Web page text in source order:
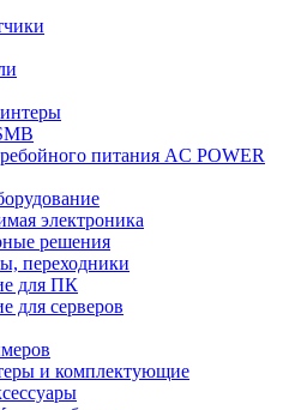
питания AC POWER
электроника
решения
переходники
для ПК
для серверов
и комплектующие